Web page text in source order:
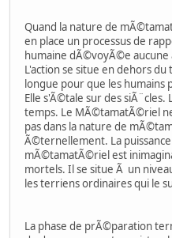
Quand la nature de
en place un processus de
humaine dÃ©voyÃ©e aucune
L'action se situe en dehors
longue pour que les humains
Elle s'Ã©tale sur des
temps. Le MÃ©tamatÃ©riel
pas dans la nature de
Ã©ternellement. La
mÃ©tamatÃ©riel est
mortels. Il se situe Ã un
les terriens ordinaires qui le
La phase de prÃ©paration